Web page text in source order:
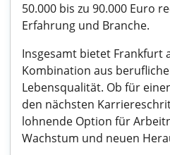
50.000 bis zu 90.000 Euro
Erfahrung und Branche.
Insgesamt bietet Frankfurt
Kombination aus
Lebensqualität. Ob für
den nächsten
lohnende Option für
Wachstum und neuen